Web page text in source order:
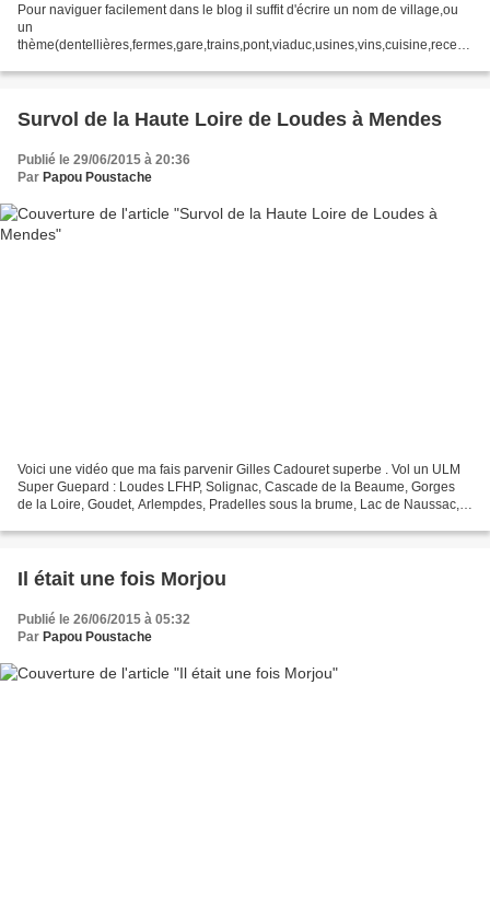
Pour naviguer facilement dans le blog il suffit d'écrire un nom de village,ou
un
thème(dentellières,fermes,gare,trains,pont,viaduc,usines,vins,cuisine,recette
recherche ou il y a...
Survol de la Haute Loire de Loudes à Mendes
Publié le 29/06/2015 à 20:36
Par Papou Poustache
Voici une vidéo que ma fais parvenir Gilles Cadouret superbe . Vol un ULM
Super Guepard : Loudes LFHP, Solignac, Cascade de la Beaume, Gorges
de la Loire, Goudet, Arlempdes, Pradelles sous la brume, Lac de Naussac,
Il était une fois Morjou
Publié le 26/06/2015 à 05:32
Par Papou Poustache